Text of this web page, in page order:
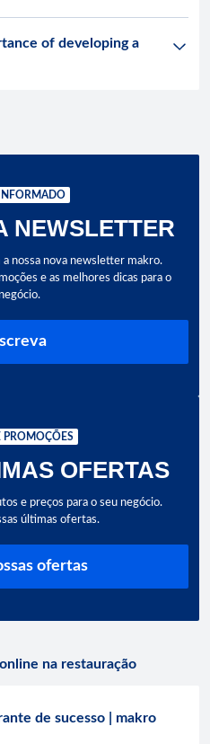
of developing a
NEWSLETTER
nossa nova newsletter makro.
e as melhores dicas para o
PROMOÇÕES
OFERTAS
e preços para o seu negócio.
últimas ofertas.
ofertas
na restauração
de sucesso | makro